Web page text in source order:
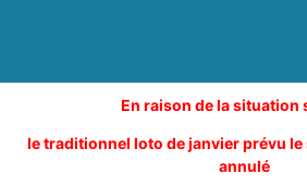
En raison de la situation
le traditionnel loto de janvier prévu le
annulé